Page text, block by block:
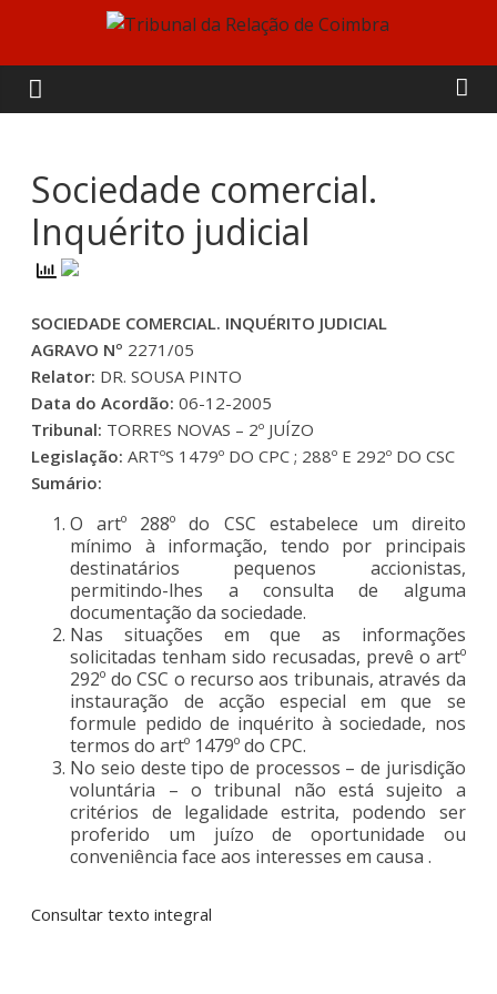
content
Tribunal
da
Relação
de
Coimbra
Sociedade comercial.
Inquérito judicial
SOCIEDADE COMERCIAL. INQUÉRITO JUDICIAL
AGRAVO Nº 2271/05
Relator: DR. SOUSA PINTO
Data do Acordão: 06-12-2005
Tribunal: TORRES NOVAS – 2º JUÍZO
Legislação: ARTºS 1479º DO CPC ; 288º E 292º DO CSC
Sumário:
O artº 288º do CSC estabelece um direito
mínimo à informação, tendo por principais
destinatários pequenos accionistas,
permitindo-lhes a consulta de alguma
documentação da sociedade.
Nas situações em que as informações
solicitadas tenham sido recusadas, prevê o artº
292º do CSC o recurso aos tribunais, através da
instauração de acção especial em que se
formule pedido de inquérito à sociedade, nos
termos do artº 1479º do CPC.
No seio deste tipo de processos – de jurisdição
voluntária – o tribunal não está sujeito a
critérios de legalidade estrita, podendo ser
proferido um juízo de oportunidade ou
conveniência face aos interesses em causa .
Consultar texto integral